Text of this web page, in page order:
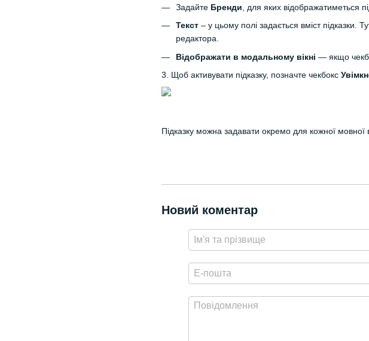
Задайте Бренди , для яких відображатиметься
Текст – у цьому полі задається вміст підказки.
редактора.
Відображати в модальному вікні — якщо
3. Щоб активувати підказку, позначте чекбокс
Підказку можна задавати окремо для кожної мовної
Новий коментар